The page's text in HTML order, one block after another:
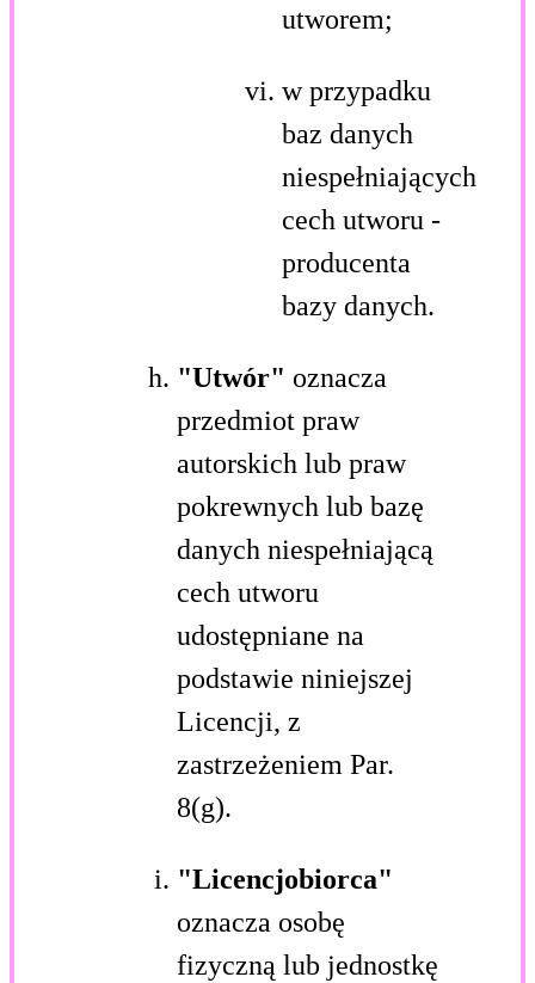
utworem;
w przypadku
baz danych
niespełniających
cech utworu -
producenta
bazy danych.
"Utwór" oznacza
przedmiot praw
autorskich lub praw
pokrewnych lub bazę
danych niespełniającą
cech utworu
udostępniane na
podstawie niniejszej
Licencji, z
zastrzeżeniem Par.
8(g).
"Licencjobiorca"
oznacza osobę
fizyczną lub jednostkę